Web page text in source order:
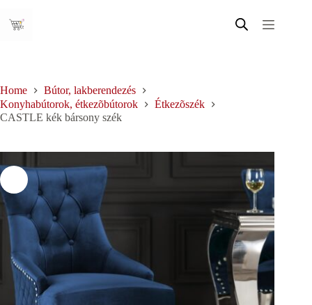
content
Home
Bútor, lakberendezés
Konyhabútorok, étkezõbútorok
Étkezõszék
CASTLE kék bársony szék